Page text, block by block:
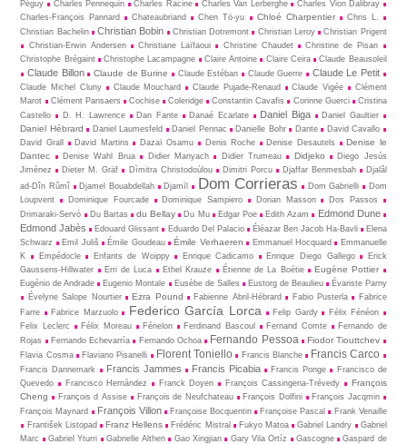
Péguy Charles Pennequin Charles Racine Charles Van Lerberghe
Charles Vion Dalibray
Charles-François Pannard
Chateaubriand Chen Tö-yu Chloé Charpentier
Chris L.
Christian Bachelin
Christian Bobin Christian Dotremont Christian Leroy
Christian Prigent
Christian-Erwin Andersen
Christiane Laïfaoui Christine Chaudet
Christine de Pisan
Christophe Brégaint
Christophe Lacampagne Claire Antoine Claire Ceira Claude Beausoleil
Claude Billon Claude de Burine Claude Estéban Claude Guerre Claude Le Petit
Claude Michel Cluny Claude Mouchard Claude Pujade-Renaud Claude Vigée
Clément
Marot
Clément Pansaers Cochise Coleridge Constantin Cavafis Corinne Guerci
Cristina
Castello
D. H. Lawrence Dan Fante Danaé Ecarlate Daniel Biga Daniel Gaultier
Daniel Hébrard Daniel Laumesfeld Daniel Pennac Danielle Bohr Dante
David Cavallo
David Grall
David Martins Dazaï Osamu Denis Roche Denise Desautels
Denise le
Dantec
Denise Wahl Brua Didier Manyach Didier Trumeau Didjeko
Diego Jesús
Jiménez
Dieter M. Gräf Dìmitra Christodoùlou Dimitri Porcu Djaffar Benmesbah
Djalâl
ad-Dîn Rûmî
Djamel Bouabdellah Djamīl Dom Corrieras Dom Gabrielli
Dom
Loupvent
Dominique Fourcade Dominique Sampiero Dorian Masson
Dos Passos
Drimaraki-Servò
Du Bartas du Bellay Du Mu Edgar Poe Edith Azam
Edmond Dune
Edmond Jabès
Edouard Glissant Eduardo Del Palacio Éléazar Ben Jacob Ha-Bavli
Elena
Schwarz
Emil Juliš Émile Goudeau Émile Verhaeren Emmanuel Hocquard
Emmanuelle
K
Empédocle Enfants de Woippy Enrique Cadicamo Enrique Diego Gallego
Erick
Gaussens-Hillwater
Erri de Luca Ethel Krauze Étienne de La Boétie Eugène Pottier
Eugénio de Andrade Eugenio Montale Eusèbe de Salles Eustorg de Beaulieu
Évariste Parny
Évelyne Salope Nourtier
Ezra Pound Fabienne Abril-Hébrard Fabio Pusterla
Fabrice
Farre
Fabrice Marzuolo Federico García Lorca Felip Gardy
Félix Fénéon
Felix Leclerc
Félix Moreau Fénelon Ferdinand Bascoul Fernand Comte
Fernando de
Rojas
Fernando Echevarría Fernando Ochoa Fernando Pessoa Fiodor Tiouttchev
Flavia Cosma Flaviano Pisanelli Florent Toniello Francis Blanche Francis Carco
Francis Dannemark Francis Jammes Francis Picabia Francis Ponge
Francisco de
Quevedo
Francisco Hernández Franck Doyen François Cassingena-Trévedy
François
Cheng
François d Assise François de Neufchateau François Dolfini
François Jacqmin
François Maynard
François Villon Françoise Bocquentin Françoise Pascal
Frank Venaille
František Listopad
Franz Hellens Frédéric Mistral Fukyo Matoa Gabriel Landry
Gabriel
Marc
Gabriel Yturri Gabrielle Althen Gao Xingjian Gary Vila Ortíz Gascogne
Gaspard de